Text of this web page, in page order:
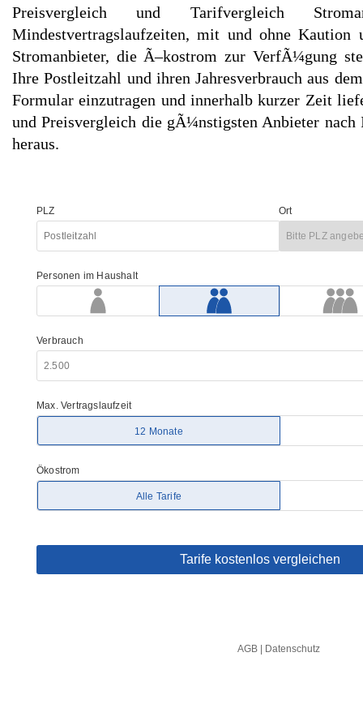
Preisvergleich und Tarifvergleich
Mindestvertragslaufzeiten, mit und ohne
Stromanbieter, die Ã–kostrom zur VerfÃ¼gung
Ihre Postleitzahl und ihren Jahresverbrauch aus
Formular einzutragen und innerhalb kurzer Zeit
und Preisvergleich die gÃ¼nstigsten Anbieter
heraus.